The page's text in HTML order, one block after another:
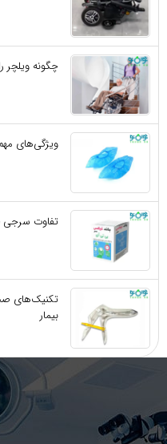
چگونه ویلچر
ویژگی‌های
تفاوت سرجی‌
تکنیک‌های
بیمار